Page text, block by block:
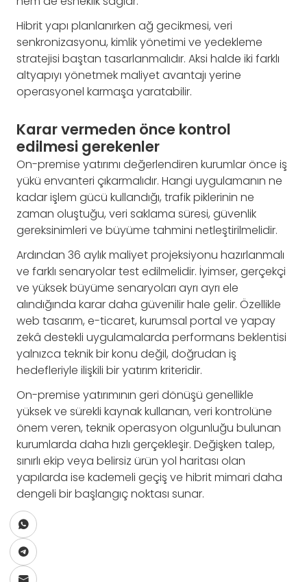
Hibrit yapı planlanırken ağ gecikmesi, veri
senkronizasyonu, kimlik yönetimi ve yedekleme
stratejisi baştan tasarlanmalıdır. Aksi halde iki farklı
altyapıyı yönetmek maliyet avantajı yerine
operasyonel karmaşa yaratabilir.
Karar vermeden önce kontrol
edilmesi gerekenler
On-premise yatırımı değerlendiren kurumlar önce iş
yükü envanteri çıkarmalıdır. Hangi uygulamanın ne
kadar işlem gücü kullandığı, trafik piklerinin ne
zaman oluştuğu, veri saklama süresi, güvenlik
gereksinimleri ve büyüme tahmini netleştirilmelidir.
Ardından 36 aylık maliyet projeksiyonu hazırlanmalı
ve farklı senaryolar test edilmelidir. İyimser, gerçekçi
ve yüksek büyüme senaryoları ayrı ayrı ele
alındığında karar daha güvenilir hale gelir. Özellikle
web tasarım, e-ticaret, kurumsal portal ve yapay
zekâ destekli uygulamalarda performans beklentisi
yalnızca teknik bir konu değil, doğrudan iş
hedefleriyle ilişkili bir yatırım kriteridir.
On-premise yatırımının geri dönüşü genellikle
yüksek ve sürekli kaynak kullanan, veri kontrolüne
önem veren, teknik operasyon olgunluğu bulunan
kurumlarda daha hızlı gerçekleşir. Değişken talep,
sınırlı ekip veya belirsiz ürün yol haritası olan
yapılarda ise kademeli geçiş ve hibrit mimari daha
dengeli bir başlangıç noktası sunar.